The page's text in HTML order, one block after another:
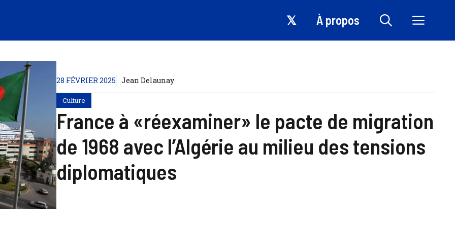
𝕏 À propos
28 FÉVRIER 2025 Jean Delaunay
Culture
France à «réexaminer» le pacte de migration
de 1968 avec l’Algérie au milieu des tensions
diplomatiques